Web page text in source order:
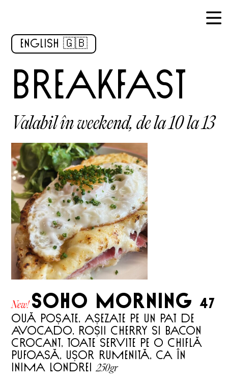
ENGLISH 🇬🇧
breakfast
Valabil în weekend, de la 10 la 13
New!SOHO MORNING 47
OUĂ POȘATE, AȘEZATE PE UN PAT DE
AVOCADO, ROȘII CHERRY SI BACON
CROCANT, TOATE SERVITE PE O CHIFLĂ
PUFOASĂ, UȘOR RUMENITĂ, CA ÎN
INIMA LONDREI250gr